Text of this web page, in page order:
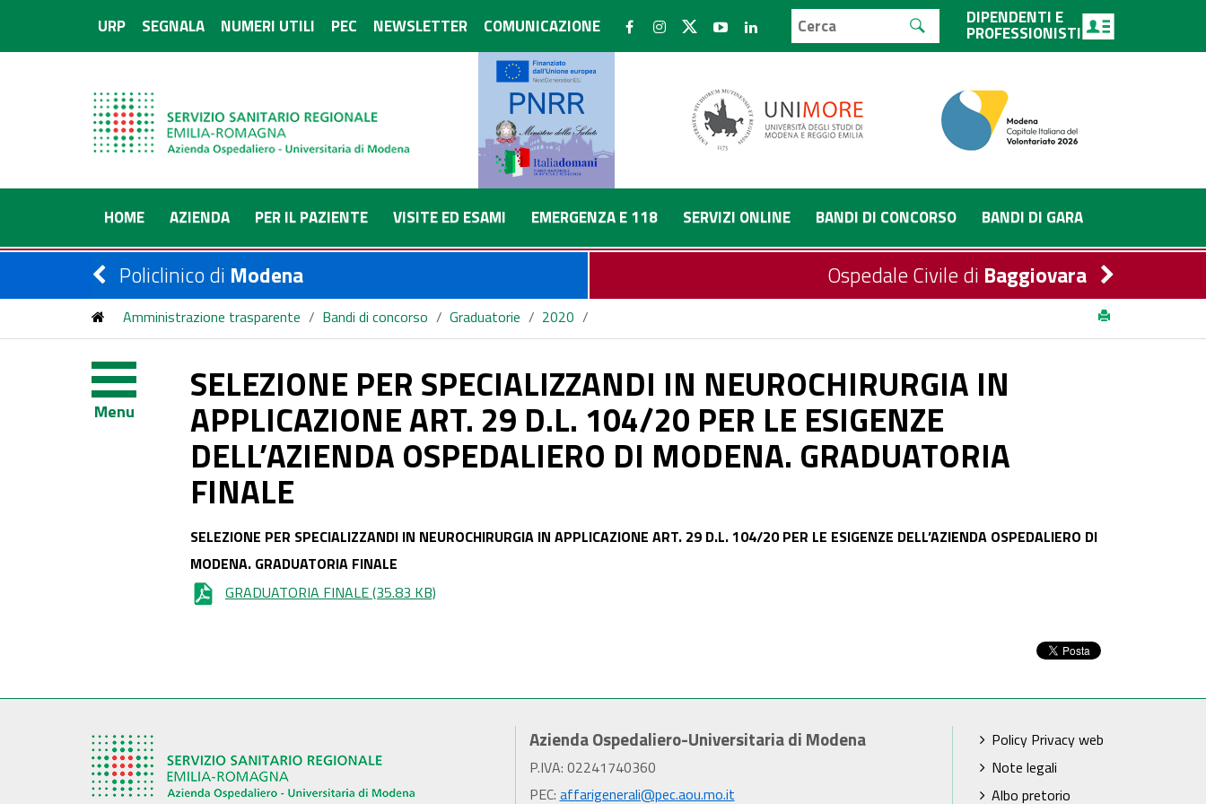
URP SEGNALA NUMERI UTILI PEC NEWSLETTER COMUNICAZIONE DIPENDENTI E
PROFESSIONISTI
HOME AZIENDA PER IL PAZIENTE VISITE ED ESAMI EMERGENZA E 118 SERVIZI ONLINE BANDI DI CONCORSO BANDI DI GARA
Policlinico di Modena Ospedale Civile di Baggiovara
Amministrazione trasparente / Bandi di concorso / Graduatorie / 2020 /
GRADUATORIA FINALE
Menu
SELEZIONE PER SPECIALIZZANDI IN NEUROCHIRURGIA IN
APPLICAZIONE ART. 29 D.L. 104/20 PER LE ESIGENZE
DELL’AZIENDA OSPEDALIERO DI MODENA. GRADUATORIA
FINALE
SELEZIONE PER SPECIALIZZANDI IN NEUROCHIRURGIA IN APPLICAZIONE ART. 29 D.L. 104/20 PER LE ESIGENZE DELL’AZIENDA OSPEDALIERO DI
MODENA. GRADUATORIA FINALE
GRADUATORIA FINALE(35.83 KB)
Azienda Ospedaliero-Universitaria di Modena
P.IVA: 02241740360
PEC: affarigenerali@pec.aou.mo.it
Policy Privacy web
Note legali
Albo pretorio